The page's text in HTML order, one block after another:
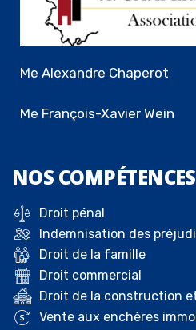
Me Alexandre Chaperot
Me François-Xavier Wein
NOS COMPÉTENCES
Droit pénal
Indemnisation des
Droit de la famille
Droit commercial
Droit de la construction
Vente aux enchères